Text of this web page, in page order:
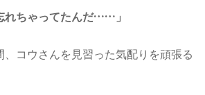
れちゃってたんだ……」
コウさんを見習った気配りを頑張る